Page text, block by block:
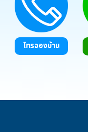
โทรจองบ้าน